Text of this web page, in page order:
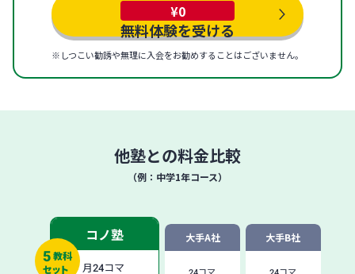
¥0
無料体験を受ける
※しつこい勧誘や無理に入会をお勧めすることはございません。
他塾との料金比較
（例：中学1年コース）
大手B社
大手A社
コノ塾
月24コマ
セット
教科
5